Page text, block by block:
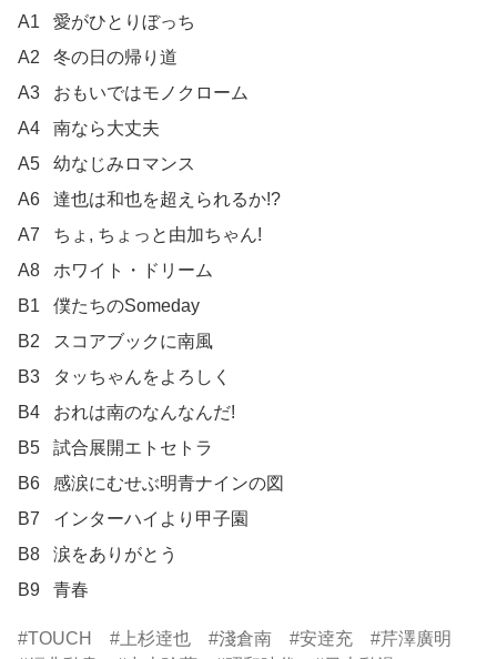
A1	愛がひとりぼっち
A2	冬の日の帰り道
A3	おもいではモノクローム
A4	南なら大丈夫
A5	幼なじみロマンス
A6	達也は和也を超えられるか!?
A7	ちょ, ちょっと由加ちゃん!
A8	ホワイト・ドリーム
B1	僕たちのSomeday
B2	スコアブックに南風
B3	タッちゃんをよろしく
B4	おれは南のなんなんだ!
B5	試合展開エトセトラ
B6	感涙にむせぶ明青ナインの図
B7	インターハイより甲子園
B8	涙をありがとう
B9	青春
TOUCH 上杉逹也 淺倉南 安逹充
芹澤廣明